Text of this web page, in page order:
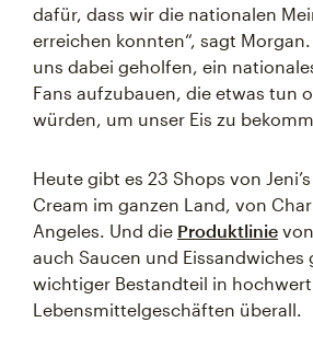
dafür, dass wir die nationalen
erreichen konnten“, sagt Morgan.
uns dabei geholfen, ein
Fans aufzubauen, die etwas tun
würden, um unser Eis zu
Heute gibt es 23 Shops von
Cream im ganzen Land, von
Angeles. Und die Produktlinie
auch Saucen und Eissandwiches
wichtiger Bestandteil in
Lebensmittelgeschäften überall.